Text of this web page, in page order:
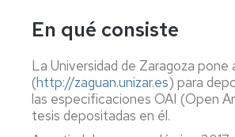
servicios
La
Biblioteca
en
Cifras
de
congresos
Proyectos/
Fin
de
Estudios
En qué consiste
La Universidad de Zaragoza
(http://zaguan.unizar.es) para
las especificaciones OAI (Open
tesis depositadas en él.